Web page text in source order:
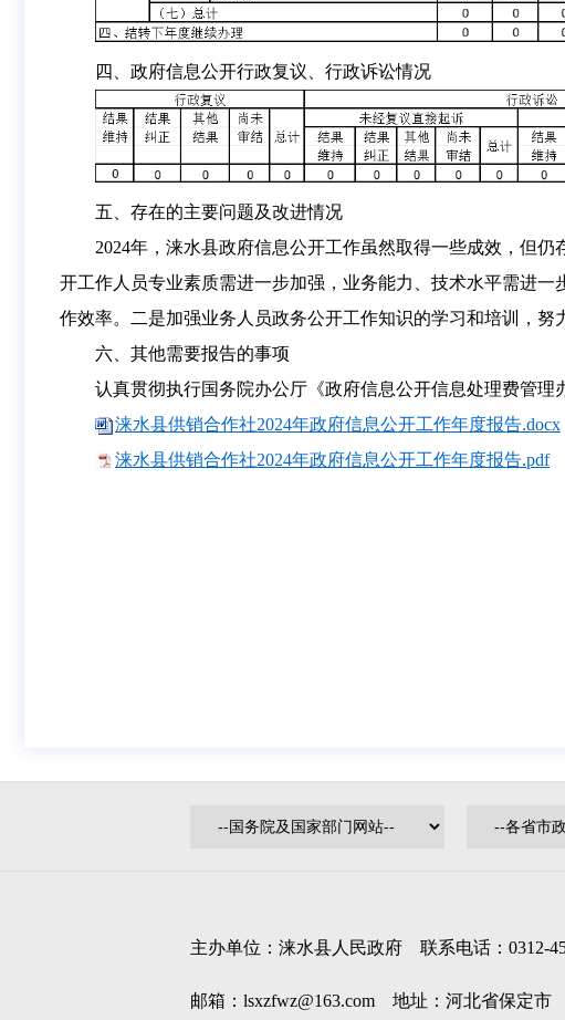
四、政府信息公开行政复议、行政诉讼情况
五、存在的主要问题及改进情况
2024年，涞水县政府信息公开工作虽然取得一些成效，但
开工作人员专业素质需进一步加强，业务能力、技术水平需进
作效率。二是加强业务人员政务公开工作知识的学习和培训，努
六、其他需要报告的事项
认真贯彻执行国务院办公厅《政府信息公开信息处理费管理
涞水县供销合作社2024年政府信息公开工作年度报告.docx
涞水县供销合作社2024年政府信息公开工作年度报告.pdf
主办单位：涞水县人民政府 联系电话：0312-
邮箱：lsxzfwz@163.com 地址：河北省保定市